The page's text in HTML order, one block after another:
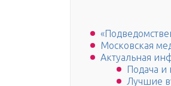
Московская
Актуальная
Подача и
Лучшие